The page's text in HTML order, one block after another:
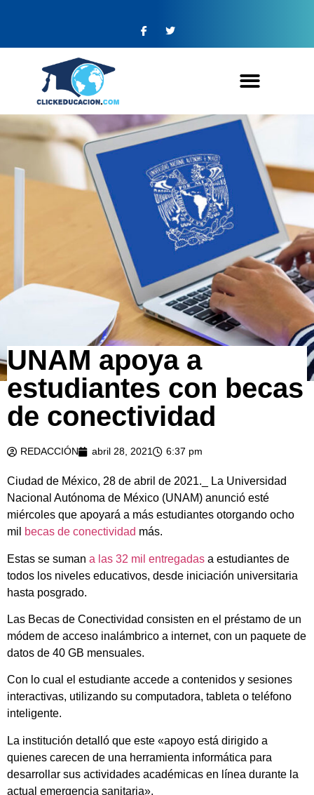
UNAM apoya a
estudiantes con becas
de conectividad
REDACCIÓN abril 28, 2021 6:37 pm
Ciudad de México, 28 de abril de 2021._ La Universidad
Nacional Autónoma de México (UNAM) anunció esté
miércoles que apoyará a más estudiantes otorgando ocho
mil
becas de conectividad más.
Estas se suman a las 32 mil entregadas a estudiantes de
todos los niveles educativos, desde iniciación universitaria
hasta posgrado.
Las Becas de Conectividad consisten en el préstamo de un
módem de acceso inalámbrico a internet, con un paquete de
datos de 40 GB mensuales.
Con lo cual el estudiante accede a contenidos y sesiones
interactivas, utilizando su computadora, tableta o teléfono
inteligente.
La institución detalló que este «apoyo está dirigido a
quienes carecen de una herramienta informática para
desarrollar sus actividades académicas en línea durante la
actual emergencia sanitaria».